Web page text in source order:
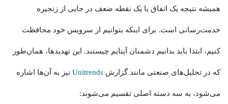
همیشه نتیجه یک اتفاق یا یک نقطه ضعف در جایی از زنجیره
خدمت‌رسانی است. برای اینکه بتوانیم از سرویس خود محافظت
کنیم، ابتدا باید بدانیم دشمنان آپتایم چیستند. این تهدیدها، همان‌طور
که در تحلیل‌های صنعتی مانند گزارش نیز به آن‌ها اشاره
می‌شود، به سه دسته اصلی تقسیم می‌شوند: